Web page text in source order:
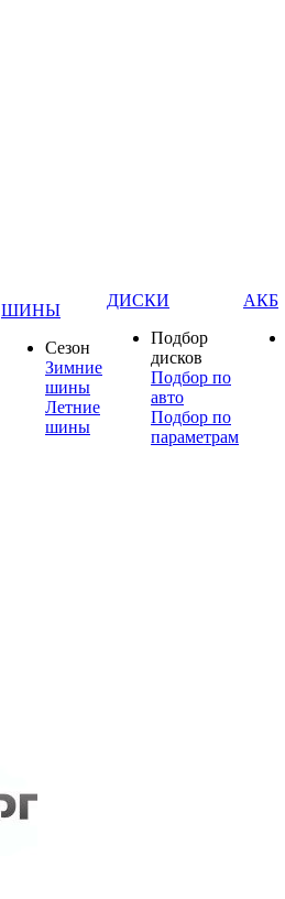
ШИНЫ
Сезон
Зимние
шины
Летние
шины
ДИСКИ
Подбор
дисков
Подбор по
авто
Подбор по
параметрам
АКБ